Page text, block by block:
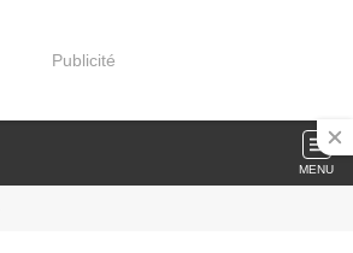
Publicité
MENU